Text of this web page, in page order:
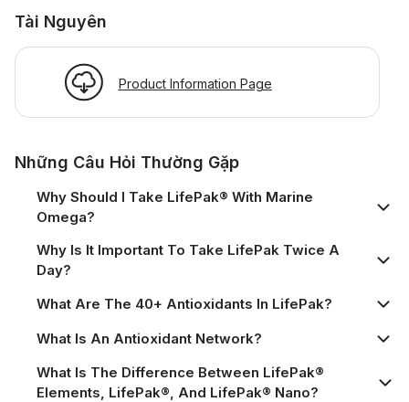
Tài Nguyên
Product Information Page
Những Câu Hỏi Thường Gặp
Why Should I Take LifePak® With Marine
Omega?
Why Is It Important To Take LifePak Twice A
Day?
What Are The 40+ Antioxidants In LifePak?
What Is An Antioxidant Network?
What Is The Difference Between LifePak®
Elements, LifePak®, And LifePak® Nano?